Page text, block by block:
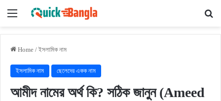
Menu
Home / ইসলামিক নাম
ইসলামিক নাম ছেলেদের একক নাম
আমীদ নামের অর্থ কি? সঠিক জানুন (Ameed